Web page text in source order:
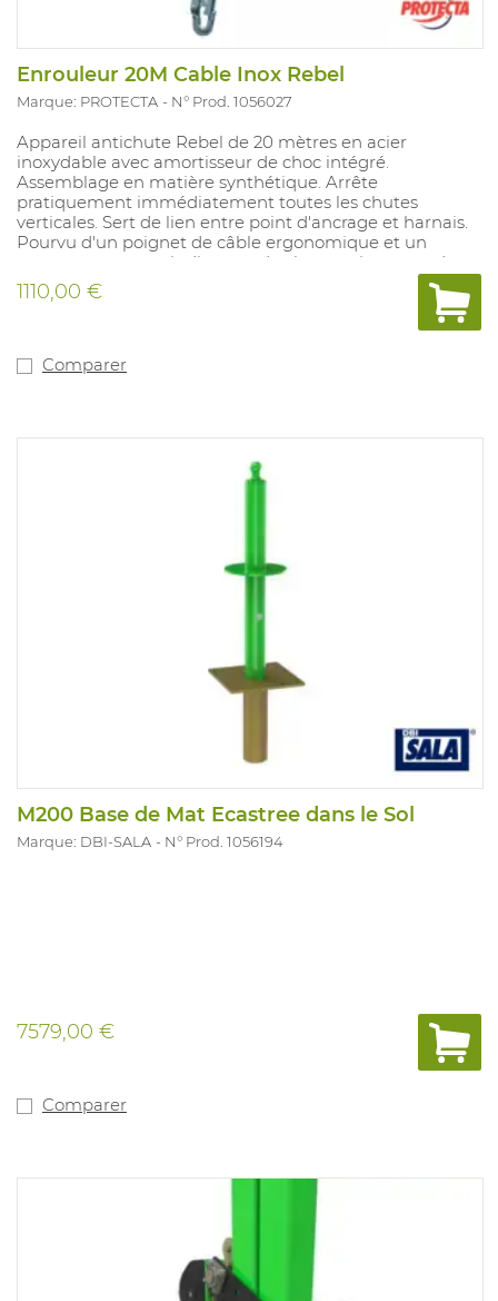
Enrouleur 20M Cable Inox Rebel
Marque: PROTECTA N° Prod. 1056027
Appareil antichute Rebel de 20 mètres en acier
inoxydable avec amortisseur de choc intégré.
Assemblage en matière synthétique. Arrête
pratiquement immédiatement toutes les chutes
verticales. Sert de lien entre point d'ancrage et harnais.
Pourvu d'un poignet de câble ergonomique et un
mousqueton avec indicateur de chute qui permet de
savoir quand une chute est survenue.
1110,00 €
Comparer
M200 Base de Mat Ecastree dans le Sol
Marque: DBI-SALA N° Prod. 1056194
7579,00 €
Comparer